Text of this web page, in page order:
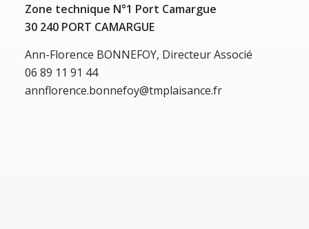
Zone technique N°1 Port Camargue
30 240 PORT CAMARGUE
Ann-Florence BONNEFOY, Directeur Associé
06 89 11 91 44
annflorence.bonnefoy@tmplaisance.fr